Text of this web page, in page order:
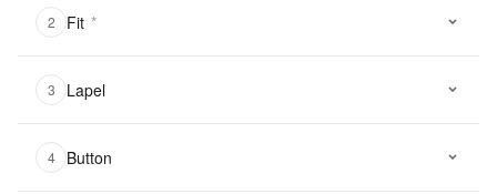
2 Fit *
3 Lapel
4 Button